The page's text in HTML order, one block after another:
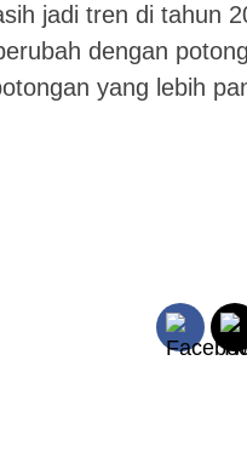
jadi tren di tahun
dengan
yang lebih